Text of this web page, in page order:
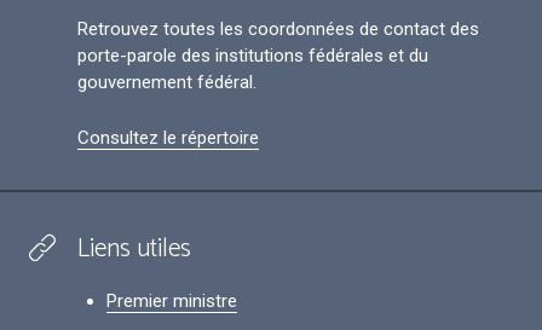
Retrouvez toutes les coordonnées de contact des
porte-parole des institutions fédérales et du
gouvernement fédéral.
Consultez le répertoire
Liens utiles
Premier ministre